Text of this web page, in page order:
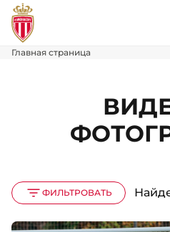
Главная страница
ФИЛЬТРОВАТЬ